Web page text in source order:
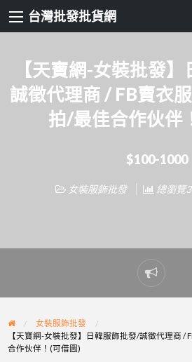
台灣批發批貨網
【天寶網-女裝批發
誠徵代理商 / FB賣衣
拍/最佳合作伙伴
$100-1000
女裝服飾批發 總瀏覽
Report
女裝服飾批發
【天寶網-女裝批發】日韓服飾批發/誠徵代理商 /
合作伙伴！(可借圖)